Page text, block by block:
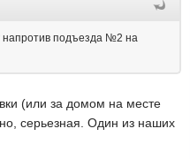
напротив подъезда №2 на
(или за домом на месте
серьезная. Один из наших